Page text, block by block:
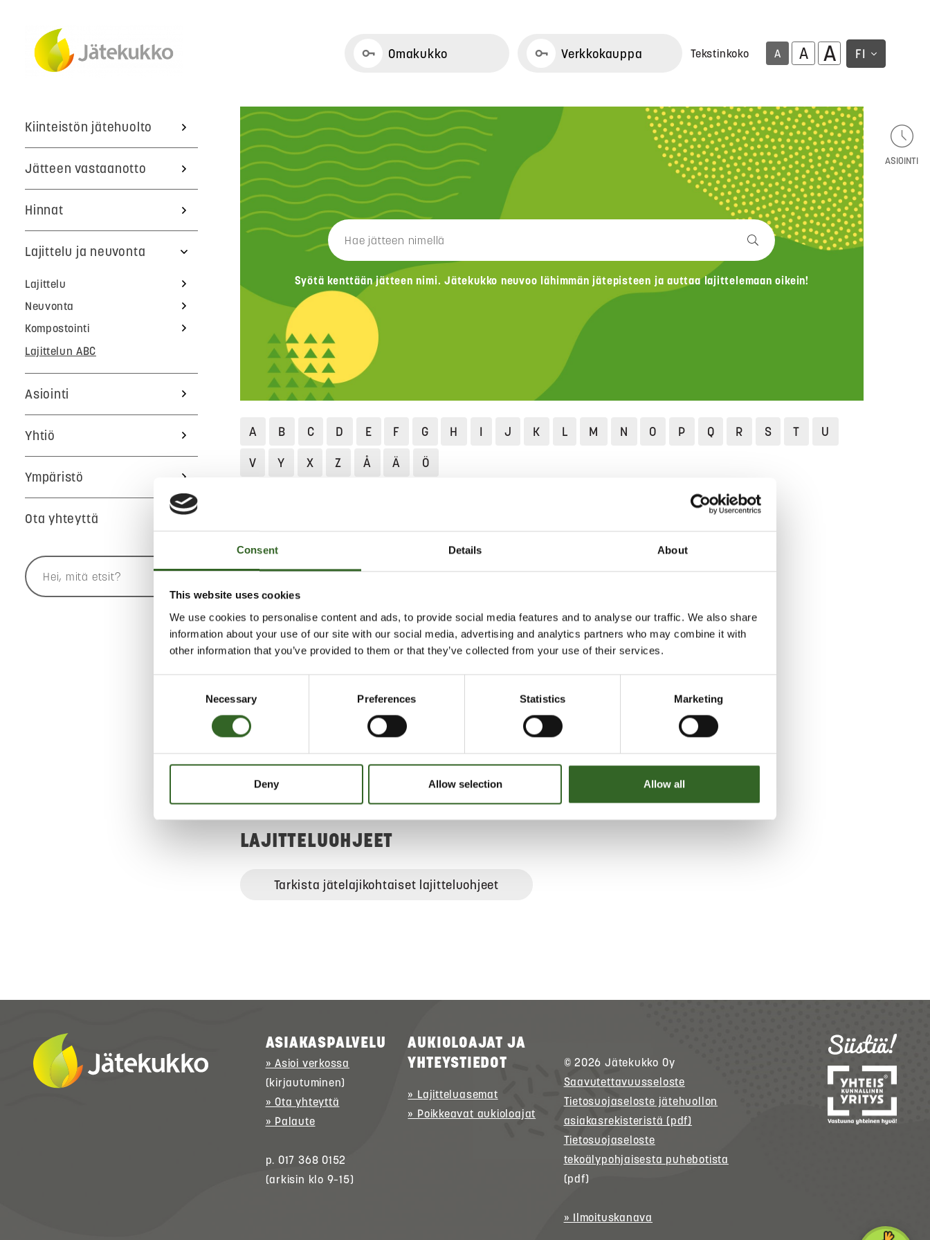
Consent Details About
This website uses cookies
We use cookies to personalise content and ads, to provide social media features and to analyse our traffic. We also share
information about your use of our site with our social media, advertising and analytics partners who may combine it with
other information that you’ve provided to them or that they’ve collected from your use of their services.
Necessary Preferences Statistics Marketing
Deny Allow selection Allow all
Omakukko Verkkokauppa Tekstinkoko A A A FI
Kiinteistön jätehuolto
Jätteen vastaanotto
Hinnat
Lajittelu ja neuvonta
Lajittelu
Neuvonta
Kompostointi
Lajittelun ABC
Asiointi
Yhtiö
Ympäristö
Ota yhteyttä
Syötä kenttään jätteen nimi. Jätekukko neuvoo lähimmän jätepisteen ja auttaa lajittelemaan oikein!
ASIOINTI
A B C D E F G H I J K L M N O P Q R S T
U
V
Y X Z Å Ä Ö
KIIKARIT JA KAUKOPUTKET
Lajittele kiikarit sekajätteeseen.
Jos kiikarit ovat metalliset, lajittele ne
metalliin. Pieni määrä muuta materiaalia (kumi,
muovi) ei haittaa.
Vie sähkökäyttöiset kiikarit ja kaukoputket
sähkölaitteiden keräykseen. Voit palauttaa
ostat uuden. Pieniä sähkölaitteita
Jätekukon lajitteluasemat vastaanottavat
kotitalouksien sähkölaitteita maksutta.
LAJITTELUOHJEET
Tarkista jätelajikohtaiset lajitteluohjeet
ASIAKASPALVELU
» Asioi verkossa
(kirjautuminen)
» Ota yhteyttä
» Palaute
p. 017 368 0152
(arkisin klo 9–15)
AUKIOLOAJAT JA
YHTEYSTIEDOT
» Lajitteluasemat
» Poikkeavat aukioloajat
© 2026 Jätekukko Oy
Saavutettavuusseloste
Tietosuojaseloste jätehuollon
asiakasrekisteristä (pdf)
Tietosuojaseloste
tekoälypohjaisesta puhebotista
(pdf)
» Ilmoituskanava